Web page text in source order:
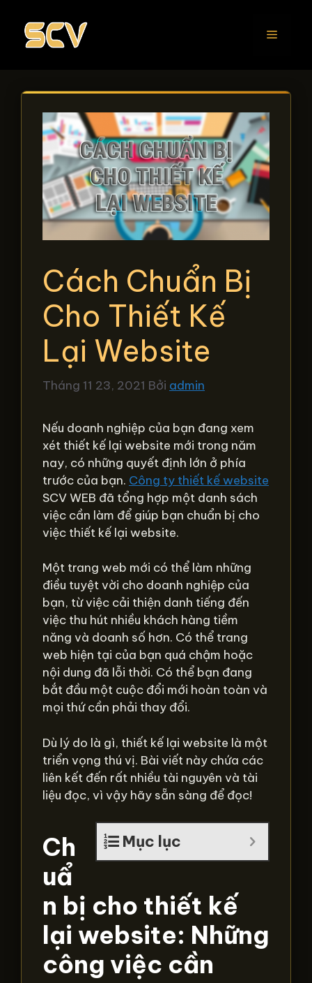
Menu
Cách Chuẩn Bị
Cho Thiết Kế
Lại Website
Tháng 11 23, 2021 Bởi admin
Nếu doanh nghiệp của bạn đang xem
xét thiết kế lại website mới trong năm
nay, có những quyết định lớn ở phía
trước của bạn. Công ty thiết kế website
SCV WEB đã tổng hợp một danh sách
việc cần làm để giúp bạn chuẩn bị cho
việc thiết kế lại website.
Một trang web mới có thể làm những
điều tuyệt vời cho doanh nghiệp của
bạn, từ việc cải thiện danh tiếng đến
việc thu hút nhiều khách hàng tiềm
năng và doanh số hơn. Có thể trang
web hiện tại của bạn quá chậm hoặc
nội dung đã lỗi thời. Có thể bạn đang
bắt đầu một cuộc đổi mới hoàn toàn và
mọi thứ cần phải thay đổi.
Dù lý do là gì, thiết kế lại website là một
triển vọng thú vị. Bài viết này chứa các
liên kết đến rất nhiều tài nguyên và tài
liệu đọc, vì vậy hãy sẵn sàng để đọc!
Mục lục
Ch
uẩ
n bị cho thiết kế
lại website: Những
công việc cần